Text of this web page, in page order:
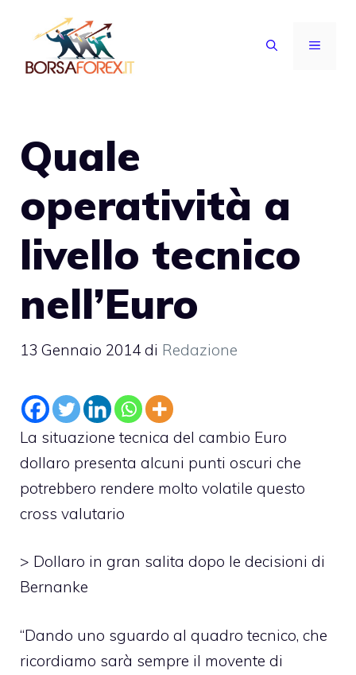
contenuto
MENU
Quale
operatività a
livello tecnico
nell’Euro
13 Gennaio 2014 di Redazione
La situazione tecnica del cambio Euro
dollaro presenta alcuni punti oscuri che
potrebbero rendere molto volatile questo
cross valutario
> Dollaro in gran salita dopo le decisioni di
Bernanke
“Dando uno sguardo al quadro tecnico, che
ricordiamo sarà sempre il movente di